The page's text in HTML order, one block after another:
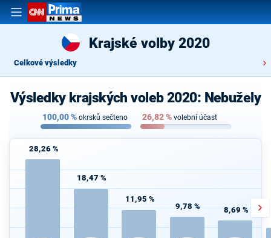
Krajské volby 2020
Celkové výsledky
Výsledky krajských voleb 2020: Nebužely
100,00% okrsků sečteno 26,82% volební účast
28,26 %
18,47 %
11,95 %
9,78 % 8,69 %